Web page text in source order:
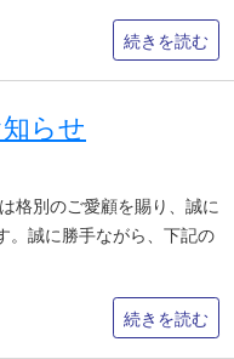
続きを読む
らせ
格別のご愛顧を賜り、誠に
。誠に勝手ながら、下記の
続きを読む